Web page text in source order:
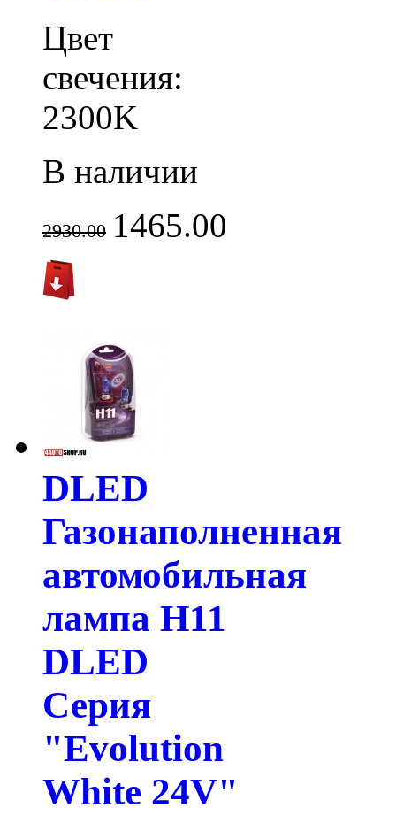
Цвет
свечения:
2300K
В наличии
2930.00 1465.00
DLED
Газонаполненная
автомобильная
лампа H11
DLED
Серия
"Evolution
White 24V"